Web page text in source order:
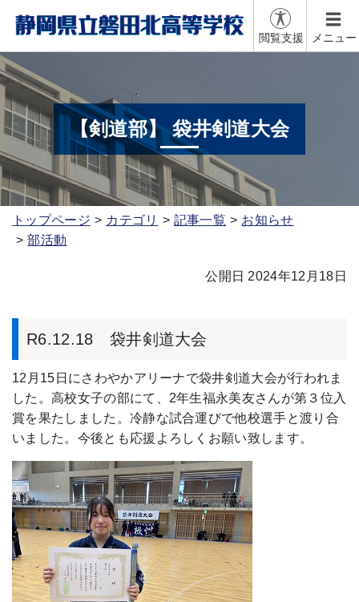
閲覧支援 メニュー
【剣道部】 袋井剣道大会
トップページ カテゴリ 記事一覧
お知らせ
部活動
公開日 2024年12月18日
R6.12.18 袋井剣道大会
12月15日にさわやかアリーナで袋井剣道大会が行われま
した。高校女子の部にて、2年生福永美友さんが第３位入
賞を果たしました。冷静な試合運びで他校選手と渡り合
いました。今後とも応援よろしくお願い致します。